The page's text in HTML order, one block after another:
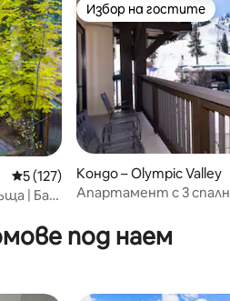
Средна оценка: 5 от 5, 127
5 (127)
| Бар
Избор на гостите
Избор на гостите
Кондо – Olympic Valley
Апартамент с 3
под наем